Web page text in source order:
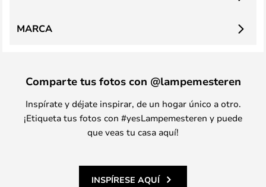
MARCA
Comparte tus fotos con @lampemesteren
Inspírate y déjate inspirar, de un hogar único a otro.
¡Etiqueta tus fotos con #yesLampemesteren y puede
que veas tu casa aquí!
INSPÍRESE AQUÍ